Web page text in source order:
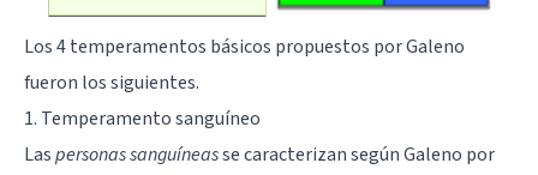
Los 4 temperamentos básicos propuestos por Galeno
fueron los siguientes.
1. Temperamento sanguíneo
Laspersonas sanguíneasse caracterizan según Galeno por